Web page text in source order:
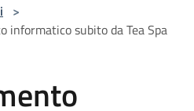
>
informatico subito da Tea Spa